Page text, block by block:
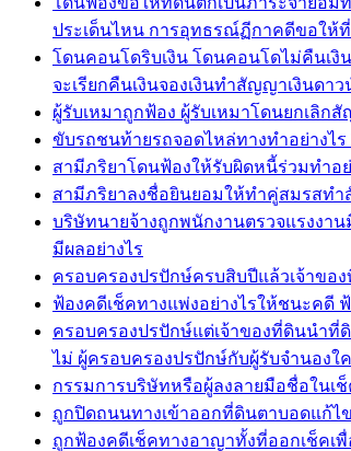
ประเด็นไหน การอุทธรณ์ฏีกาคดีขอให้
โดนคอนโดริบเงิน โดนคอนโดไม่คืนเงิ
จะเรียกคืนเงินจองเงินทำสัญญาเงินดาว
ผู้รับเหมาถูกฟ้อง ผู้รับเหมาโดนยกเลิก
ขับรถชนท้ายรถจอดไหล่ทางทำอย่างไ
สามีภริยาโดนฟ้องให้รับผิดหนี้ร่วมทำอ
สามีภริยาลงชื่อยินยอมให้ทำคู่สมรสท
บริษัทนายจ้างถูกพนักงานตรวจแรงงา
มีผลอย่างไร
ครอบครองปรปักษ์ครบสิบปีแล้วเจ้าขอ
ฟ้องคดีเช็คทางแพ่งอย่างไรให้ชนะคดี
ครอบครองปรปักษ์แต่เจ้าของที่ดินนำที่
ไม่ ผู้ครอบครองปรปักษ์กับผู้รับจำนองใ
กรรมการบริษัทหรือผู้ลงลายมือชื่อในเ
ถูกปิดถนนทางเข้าออกที่ดินตาบอดแก้ไ
ถูกฟ้องคดีเช็คทางอาญาทั้งที่ออกเช็คเ